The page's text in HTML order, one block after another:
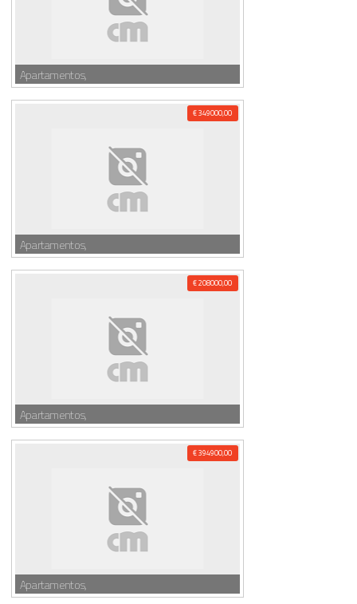
Apartamentos,
€ 349000,00
Apartamentos,
€ 208000,00
Apartamentos,
€ 394900,00
Apartamentos,